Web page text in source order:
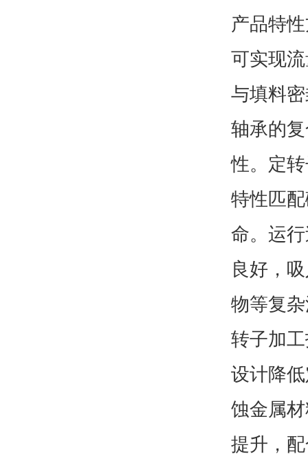
产品特
可实现
与填料
轴承的
性。定
特性匹
命。运
良好，
物等复
转子加
设计降
蚀金属
提升，